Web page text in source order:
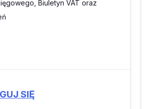
Biuletyn VAT oraz
SIĘ